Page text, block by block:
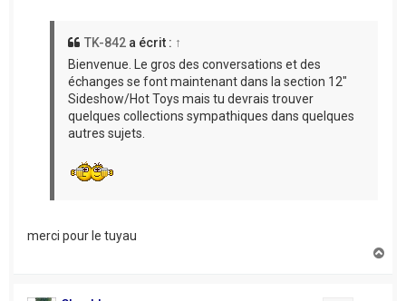
TK-842 a écrit : ↑
Bienvenue. Le gros des conversations et des
échanges se font maintenant dans la section 12"
Sideshow/Hot Toys mais tu devrais trouver
quelques collections sympathiques dans quelques
autres sujets.
merci pour le tuyau